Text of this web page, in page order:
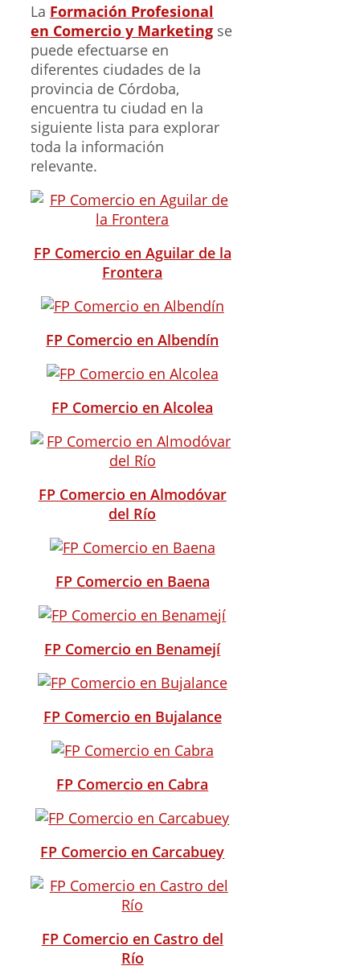
La Formación Profesional
en Comercio y Marketing se
puede efectuarse en
diferentes ciudades de la
provincia de Córdoba,
encuentra tu ciudad en la
siguiente lista para explorar
toda la información
relevante.
FP Comercio en Aguilar de la
Frontera
FP Comercio en Albendín
FP Comercio en Alcolea
FP Comercio en Almodóvar
del Río
FP Comercio en Baena
FP Comercio en Benamejí
FP Comercio en Bujalance
FP Comercio en Cabra
FP Comercio en Carcabuey
FP Comercio en Castro del
Río